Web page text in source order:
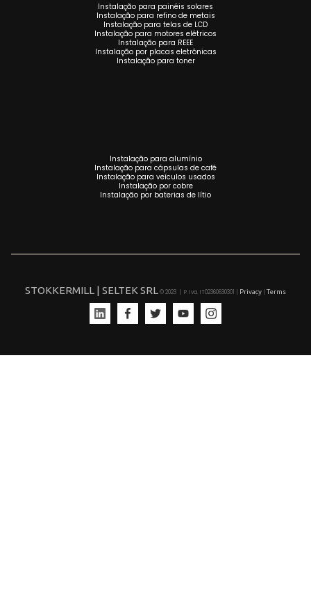
Instalação para painéis solares
Instalação para refino de metais
Instalação para telas de LCD
Instalação para motores elétricos
Instalação para REEE
Instalação por placas eletrônicas
Instalação para toner
Instalação para alumínio
Instalação para cápsulas de café
Instalação para veículos usados
Instalação por cobre
Instalação por baterias de lítio
STOKKERMILL | SELTEK SRL© 2023 | P. Iva. IT02360630301 | Privacy Terms